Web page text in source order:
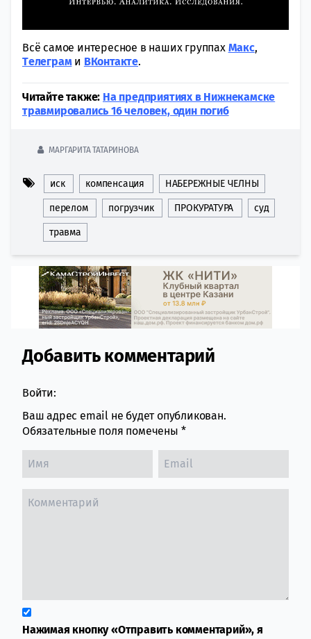
Всё самое интересное в наших группах Макс,
Tелеграми ВКонтакте.
Читайте также: На предприятиях в Нижнекамске
травмировались 16 человек, один погиб
МАРГАРИТА ТАТАРИНОВА
иск компенсация НАБЕРЕЖНЫЕ ЧЕЛНЫ
перелом погрузчик ПРОКУРАТУРА суд
травма
Comment section
Добавить комментарий
Войти:
Ваш адрес email не будет опубликован.
Обязательные поля помечены *
Нажимая кнопку «Отправить комментарий», я